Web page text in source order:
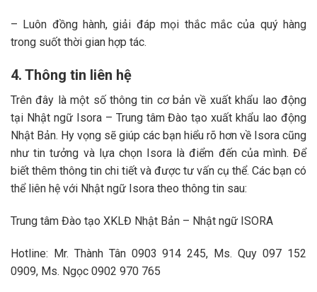
– Luôn đồng hành, giải đáp mọi thắc mắc của quý hàng
trong suốt thời gian hợp tác.
4. Thông tin liên hệ
Trên đây là một số thông tin cơ bản về xuất khẩu lao động
tại Nhật ngữ Isora – Trung tâm Đào tạo xuất khẩu lao động
Nhật Bản. Hy vọng sẽ giúp các bạn hiểu rõ hơn về Isora cũng
như tin tưởng và lựa chọn Isora là điểm đến của mình. Để
biết thêm thông tin chi tiết và được tư vấn cụ thể. Các bạn có
thể liên hệ với Nhật ngữ Isora theo thông tin sau:
Trung tâm Đào tạo XKLĐ Nhật Bản – Nhật ngữ ISORA
Hotline: Mr. Thành Tân 0903 914 245, Ms. Quy 097 152
0909, Ms. Ngọc 0902 970 765